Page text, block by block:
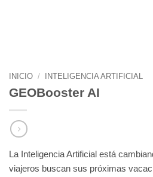
INICIO / INTELIGENCIA ARTIFICIAL
GEOBooster AI
La Inteligencia Artificial está
viajeros buscan sus próximas